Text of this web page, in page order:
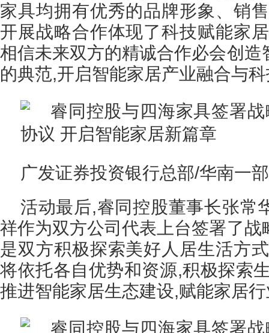
家具均拥有优秀的品牌形象、销
开展战略合作体现了科技赋能家
相信未来双方的精诚合作必会创
的典范,开启智能家居产业融合与
广发证券投资银行总部/华南一
活动最后,睿同控股董事长张常
祥作为双方公司代表上台签署了
是双方积极探索美好人居生活方
将依托各自优势和资源,积极探索
推进智能家居生态建设,赋能家居